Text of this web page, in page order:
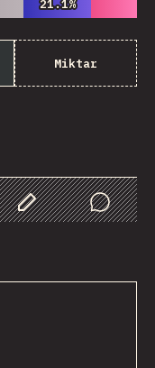
21.1%
21.1%
Miktar
Customize Data
Comments